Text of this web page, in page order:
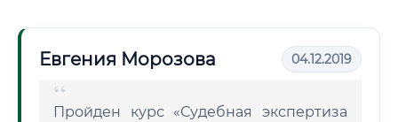
Евгения Морозова 04.12.2019
Пройден курс «Судебная экспертиза